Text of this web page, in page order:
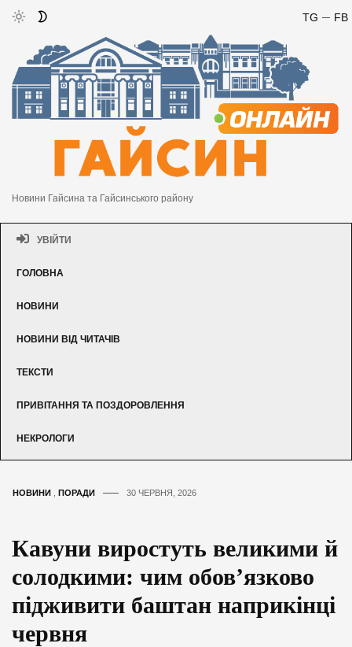
FB
TG
Новини Гайсина та Гайсинського району
УВІЙТИ
ГОЛОВНА
НОВИНИ
НОВИНИ ВІД ЧИТАЧІВ
ТЕКСТИ
ПРИВІТАННЯ ТА ПОЗДОРОВЛЕННЯ
НЕКРОЛОГИ
НОВИНИ ПОРАДИ 30 ЧЕРВНЯ, 2026
Кавуни виростуть великими й
солодкими: чим обов’язково
підживити баштан наприкінці
червня